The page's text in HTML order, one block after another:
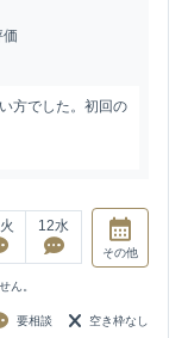
方でした。初回の
火 12水
その他
ん。
要相談 空き枠なし